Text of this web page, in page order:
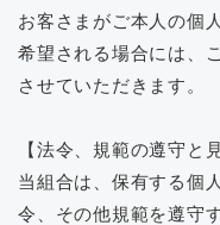
お客さまがご本人の個
希望される場合には、
させていただきます。
【法令、規範の遵守と
当組合は、保有する個
令、その他規範を遵守